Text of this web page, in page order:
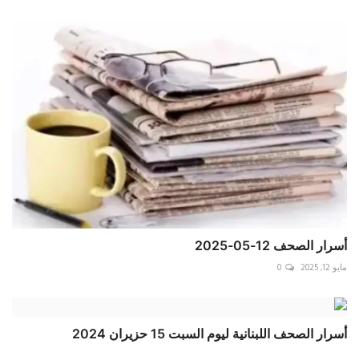
أسرار الصحف 12-05-2025
مايو 12, 2025 0
أسرار الصحف اللبنانية ليوم السبت 15 حزيران 2024